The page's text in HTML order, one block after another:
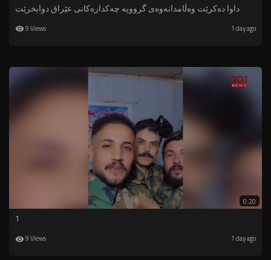
داوا دەکرێت وەڵامدانەوەی گرووپە چەکدارەکانی عێراق دوابخرێت
9 Views 1 day ago
0:20
1
9 Views 1 day ago